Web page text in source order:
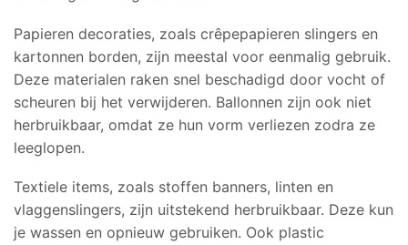
Papieren decoraties, zoals crêpepapieren slingers en
kartonnen borden, zijn meestal voor eenmalig gebruik.
Deze materialen raken snel beschadigd door vocht of
scheuren bij het verwijderen. Ballonnen zijn ook niet
herbruikbaar, omdat ze hun vorm verliezen zodra ze
leeglopen.
Textiele items, zoals stoffen banners, linten en
vlaggenslingers, zijn uitstekend herbruikbaar. Deze kun
je wassen en opnieuw gebruiken. Ook plastic